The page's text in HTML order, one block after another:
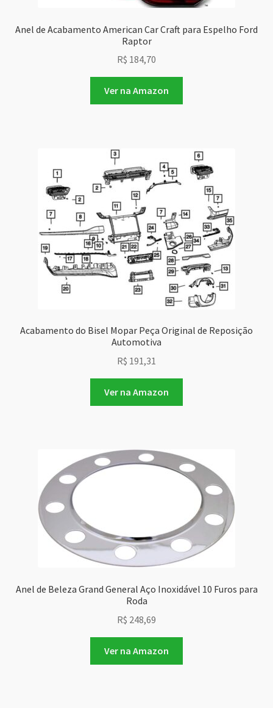
Anel de Acabamento American Car Craft para Espelho Ford
Raptor
R$ 184,70
Ver na Amazon
Acabamento do Bisel Mopar Peça Original de Reposição
Automotiva
R$ 191,31
Ver na Amazon
Anel de Beleza Grand General Aço Inoxidável 10 Furos para
Roda
R$ 248,69
Ver na Amazon